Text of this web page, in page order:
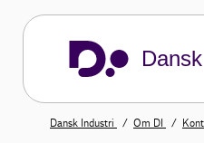
Dansk Industri Om DI